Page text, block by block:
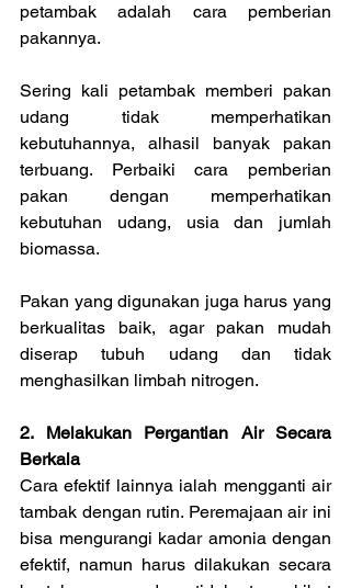
petambak adalah cara pemberian
pakannya.
Sering kali petambak memberi pakan
udang tidak memperhatikan
kebutuhannya, alhasil banyak pakan
terbuang. Perbaiki cara pemberian
pakan dengan memperhatikan
kebutuhan udang, usia dan jumlah
biomassa.
Pakan yang digunakan juga harus yang
berkualitas baik, agar pakan mudah
diserap tubuh udang dan tidak
menghasilkan limbah nitrogen.
2. Melakukan Pergantian Air Secara
Berkala
Cara efektif lainnya ialah mengganti air
tambak dengan rutin. Peremajaan air ini
bisa mengurangi kadar amonia dengan
efektif, namun harus dilakukan secara